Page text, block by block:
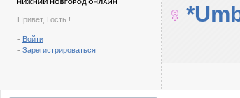
Привет, Гость !
- Войти
- Зарегистрироваться